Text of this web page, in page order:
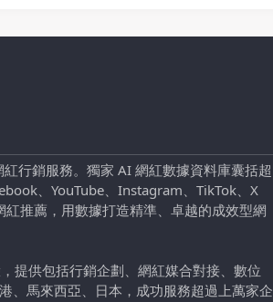
行銷服務。獨家 AI 網紅數據資料庫囊括超
、YouTube、Instagram、TikTok、X
推薦，用數據打造精準、卓越的成效型網
提供包括行銷企劃、網紅媒合對接、數位
、馬來西亞、日本，成功服務超過上萬家企